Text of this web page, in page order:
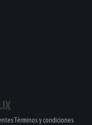
Términos y condiciones